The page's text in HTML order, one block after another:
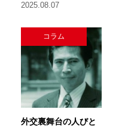
2025.08.07
コラム
外交裏舞台の人びと